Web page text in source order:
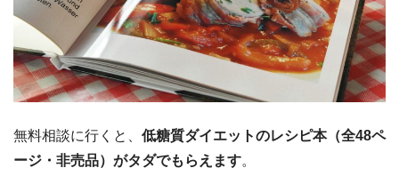
無料相談に行くと、 低糖質ダイエットのレシピ本（全48ペ
ージ・非売品）がタダでもらえます。